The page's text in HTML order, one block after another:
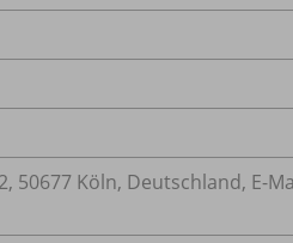
50677 Köln, Deutschland, E-